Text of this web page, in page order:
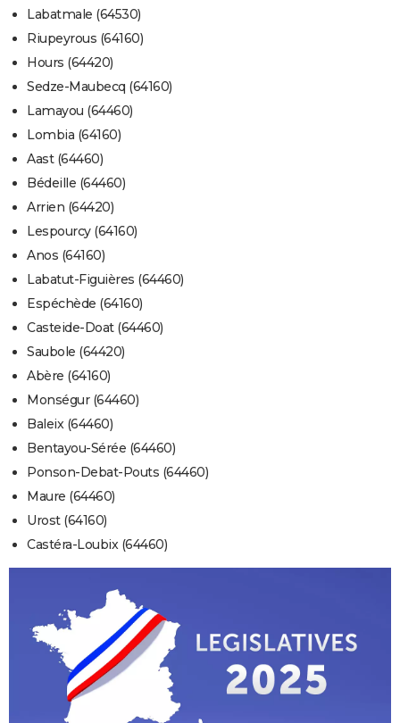
Labatmale (64530)
Riupeyrous (64160)
Hours (64420)
Sedze-Maubecq (64160)
Lamayou (64460)
Lombia (64160)
Aast (64460)
Bédeille (64460)
Arrien (64420)
Lespourcy (64160)
Anos (64160)
Labatut-Figuières (64460)
Espéchède (64160)
Casteide-Doat (64460)
Saubole (64420)
Abère (64160)
Monségur (64460)
Baleix (64460)
Bentayou-Sérée (64460)
Ponson-Debat-Pouts (64460)
Maure (64460)
Urost (64160)
Castéra-Loubix (64460)